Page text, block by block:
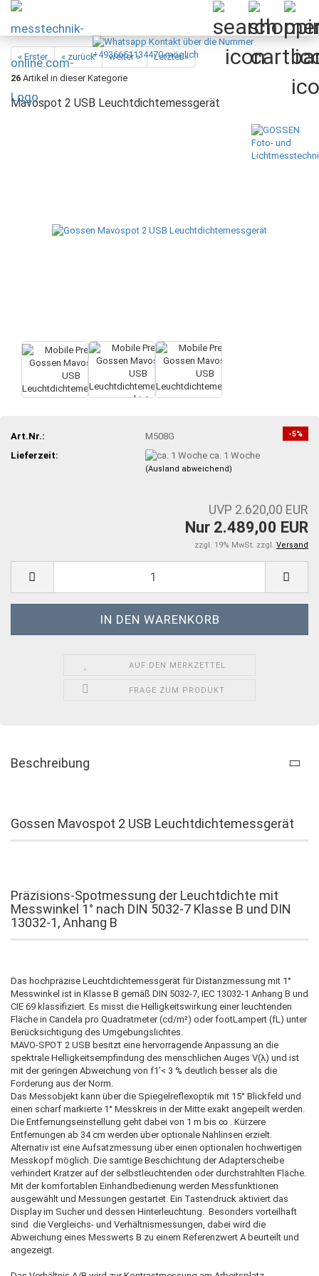
« Erster « zurück weiter »
Letzter »
26 Artikel in dieser Kategorie
Mavospot 2 USB Leuchtdichtemessgerät
-5%
Art.Nr.:
M508G
Lieferzeit:
ca. 1 Woche
(Ausland abweichend)
UVP 2.620,00 EUR
Nur 2.489,00 EUR
zzgl. 19% MwSt. zzgl. Versand
AUF DEN MERKZETTEL
FRAGE ZUM PRODUKT
Beschreibung
Gossen Mavospot 2 USB Leuchtdichtemessgerät
Präzisions-Spotmessung der Leuchtdichte mit
Messwinkel 1° nach DIN 5032-7 Klasse B und DIN
13032-1, Anhang B
Das hochpräzise Leuchtdichtemessgerät für Distanzmessung mit 1°
Messwinkel ist in Klasse B gemäß DIN 5032-7, IEC 13032-1 Anhang B und
CIE 69 klassifiziert. Es misst die Helligkeitswirkung einer leuchtenden
Fläche in Candela pro Quadratmeter (cd/m²) oder footLampert (fL) unter
Berücksichtigung des Umgebungslichtes.
MAVO-SPOT 2 USB besitzt eine hervorragende Anpassung an die
spektrale Helligkeitsempfindung des menschlichen Auges V(λ) und ist
mit der geringen Abweichung von f1’< 3 % deutlich besser als die
Forderung aus der Norm.
Das Messobjekt kann über die Spiegelreflexoptik mit 15° Blickfeld und
einen scharf markierte 1° Messkreis in der Mitte exakt angepeilt werden.
Die Entfernungseinstellung geht dabei von 1 m bis ∞ . Kürzere
Entfernungen ab 34 cm werden über optionale Nahlinsen erzielt.
Alternativ ist eine Aufsatzmessung über einen optionalen hochwertigen
Messkopf möglich. Die samtige Beschichtung der Adapterscheibe
verhindert Kratzer auf der selbstleuchtenden oder durchstrahlten Fläche.
Mit der komfortablen Einhandbedienung werden Messfunktionen
ausgewählt und Messungen gestartet. Ein Tastendruck aktiviert das
Display im Sucher und dessen Hinterleuchtung. Besonders vorteilhaft
sind die Vergleichs- und Verhältnismessungen, dabei wird die
Abweichung eines Messwerts B zu einem Referenzwert A beurteilt und
angezeigt.